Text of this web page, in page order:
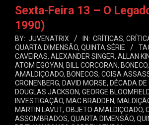
Sexta-Feira 13 – O
1990)
BY: JUVENATRIX IN: CRÍTICAS,
QUARTA DIMENSÃO, QUINTA SÉRIE
CAVEIRAS, ALEXANDER SINGER, ALLAN
ATOM EGOYAN, BILL CORCORAN, BONECO,
AMALDIÇOADO, BONECOS, COISA
CRONENBERG, DAVID MORSE, DÉCADA DE
DOUGLAS JACKSON, GEORGE
INVESTIGAÇÃO, MAC BRADDEN,
MARTIN LAVUT, OBJETO AMALDIÇOADO,
ASSOMBRADOS, QUARTA DIMENSÃO,